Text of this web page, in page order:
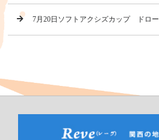
7月20日ソフトアクシズカップ ドロー